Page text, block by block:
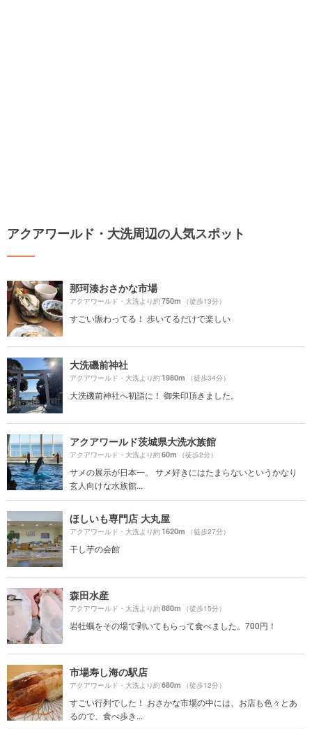
アクアワールド・大洗周辺の人気スポット
那珂湊おさかな市場
アクアワールド・大洗より約750m （徒歩13分）
すごい賑わってる！ 歩いてるだけで楽しい
大洗磯前神社
アクアワールド・大洗より約1980m （徒歩34分）
大洗磯前神社へ初詣に！ 御朱印頂きました。
アクアワールド茨城県大洗水族館
アクアワールド・大洗より約60m （徒歩2分）
サメの展示が日本一。 サメ好きにはたまらないというかなり
玄人向けな水族館...
ほしいも専門店 大丸屋
アクアワールド・大洗より約1620m （徒歩27分）
干し芋の会館
森田水産
アクアワールド・大洗より約880m （徒歩15分）
岩牡蠣をその場で剥いてもらって食べました。700円！
市場寿し海の駅店
アクアワールド・大洗より約680m （徒歩12分）
すごい行列でした！ おさかな市場の中には、お店も色々とあ
るので、食べ歩き...